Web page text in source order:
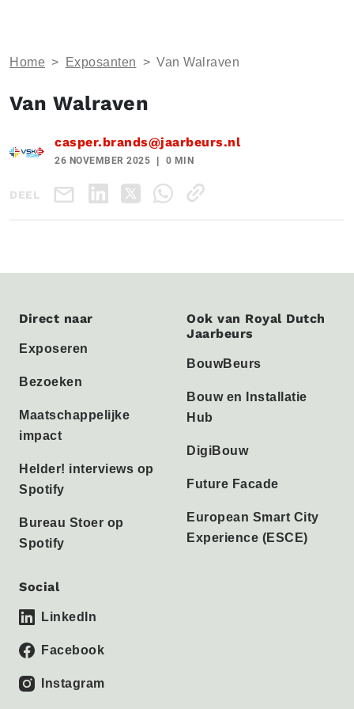
Home > Exposanten > Van Walraven
Van Walraven
casper.brands@jaarbeurs.nl
26 NOVEMBER 2025 0 MIN
DEEL
Direct naar
Exposeren
Bezoeken
Maatschappelijke
impact
Helder! interviews op
Spotify
Bureau Stoer op
Spotify
Ook van Royal Dutch
Jaarbeurs
BouwBeurs
Bouw en Installatie
Hub
DigiBouw
Future Facade
European Smart City
Experience (ESCE)
Social
LinkedIn
Facebook
Instagram